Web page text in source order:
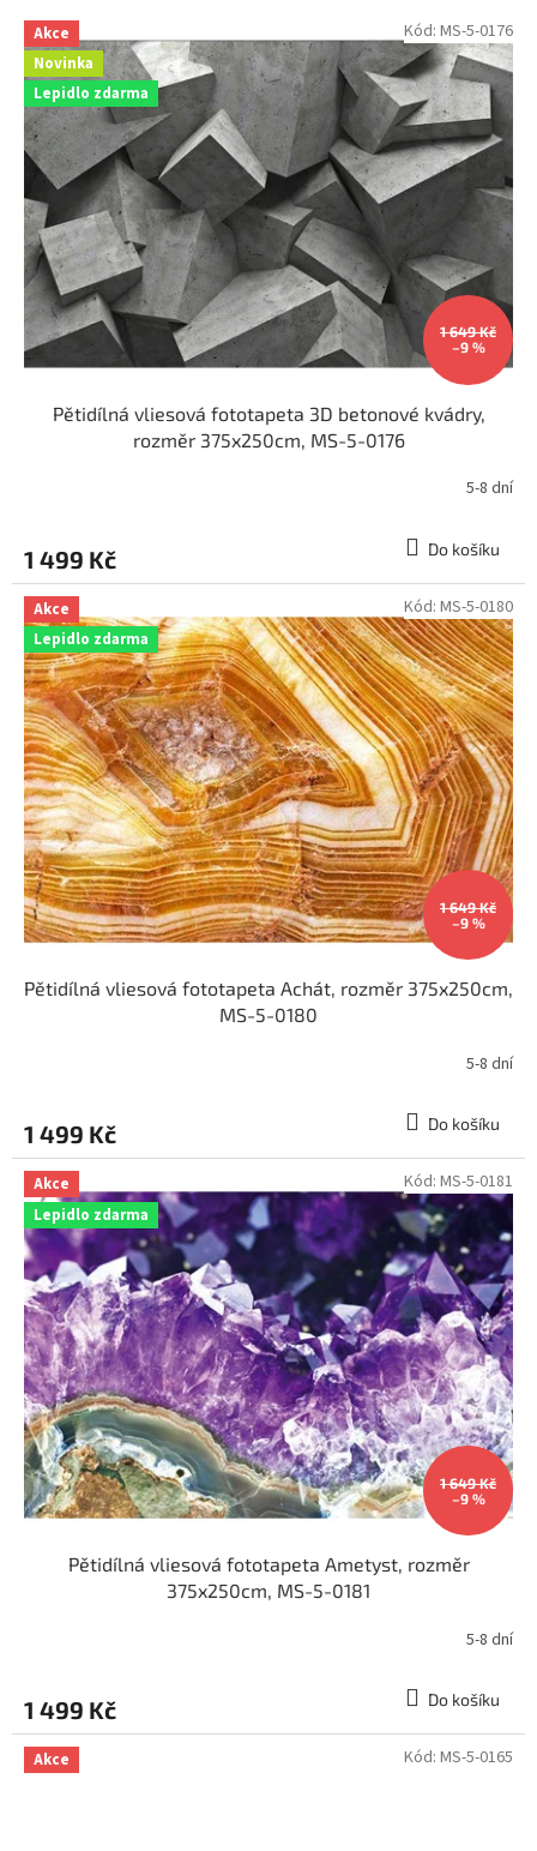
V
p
p
Akce
Novinka
Lepidlo zdarma
1 649 Kč
–9 %
Pětidílná vliesová fototapeta 3D betonové kvádry,
rozměr 375x250cm, MS-5-0176
5-8 dní
1 499 Kč Do košíku
Kód: MS-5-0176
Akce
Lepidlo zdarma
1 649 Kč
–9 %
Pětidílná vliesová fototapeta Achát, rozměr 375x250cm,
MS-5-0180
5-8 dní
1 499 Kč Do košíku
Kód: MS-5-0180
Akce
Lepidlo zdarma
1 649 Kč
–9 %
Pětidílná vliesová fototapeta Ametyst, rozměr
375x250cm, MS-5-0181
5-8 dní
1 499 Kč Do košíku
Kód: MS-5-0181
Akce Kód: MS-5-0165